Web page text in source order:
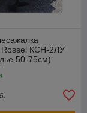
Rossel КСН-2ЛУ
50-75см)